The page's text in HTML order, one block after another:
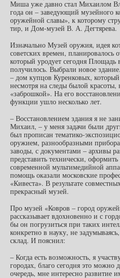
Миша уже давно стал Михаилом
года он – заведующий музейного
оружейной славы», к которому
тир, и Дом-музей В. А. Дегтярева.
Изначально Музей оружия, идея
советских времен, планировалось
который уродует сегодня
получилось. Выбрали новое
– дом купцов Куренковых,
несмотря на следы былой красоты,
«заброшкой». На его
функции ушло несколько лет.
– Восстановлением здания я не
Михаил, – у меня задачи были
был прописан тематико-
оружием, разнообразными
заводы, с документами – архивы
представить технически,
современной мультимедийной
помощь оказали московские
«Кивеста». В результате
прекрасный музей.
Про музей «Ковров – город
рассказывает вдохновенно и с
бы он погрузиться при таких
конкретно в науку, не
склад. И пояснил:
– Когда есть возможность, я
городах, благо сегодня это
очередь, мне интересно развитие